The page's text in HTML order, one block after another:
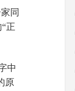
同
正
中
原